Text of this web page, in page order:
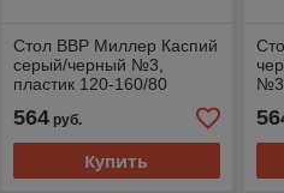
Стол ВВР Миллер Каспий
серый/черный №3,
пластик 120-160/80
564руб.
Купить